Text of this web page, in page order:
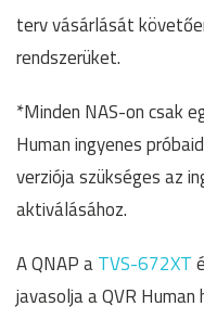
terv vásárlását
rendszerüket.
*Minden NAS-on csak
Human ingyenes
verziója szükséges az
aktiválásához.
A QNAP aTVS-672XT
javasolja a QVR Human